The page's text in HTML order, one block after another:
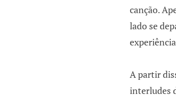
canção.
lado se
A partir
interludes